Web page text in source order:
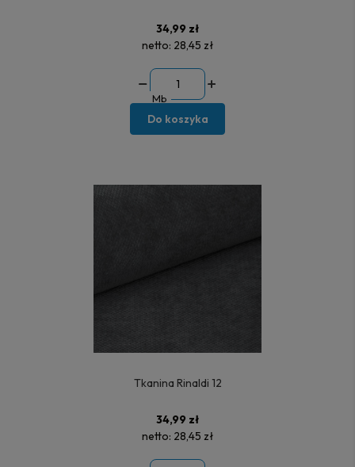
34,99 zł
netto: 28,45 zł
Mb
Do koszyka
Tkanina Rinaldi 12
34,99 zł
netto: 28,45 zł